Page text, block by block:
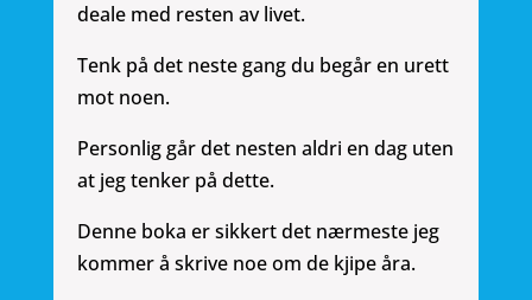
deale med resten av livet.
Tenk på det neste gang du begår en urett
mot noen.
Personlig går det nesten aldri en dag uten
at jeg tenker på dette.
Denne boka er sikkert det nærmeste jeg
kommer å skrive noe om de kjipe åra.